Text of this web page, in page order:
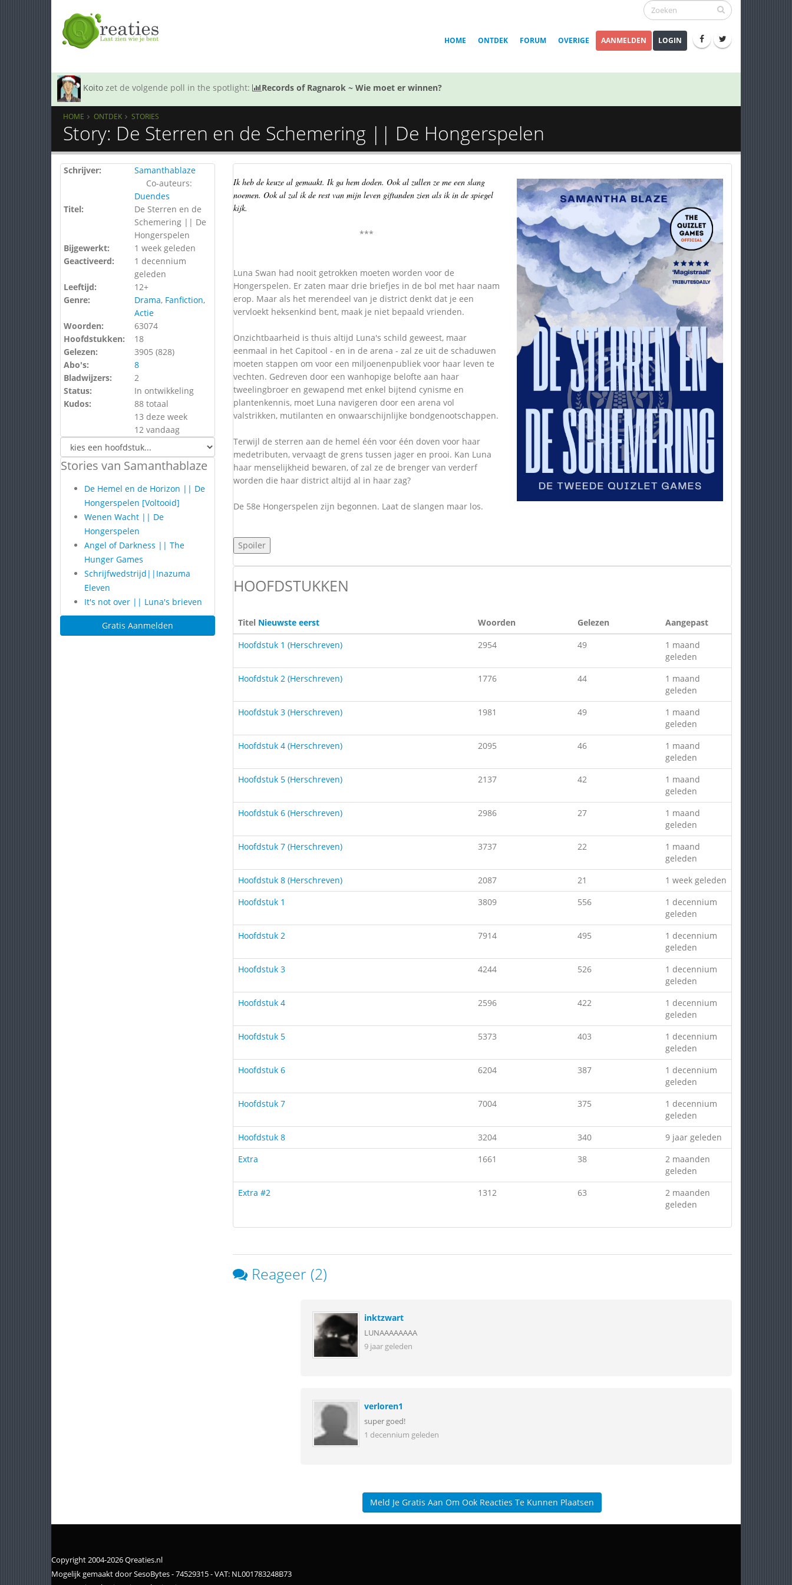
HOME ONTDEK FORUM OVERIGE AANMELDEN LOGIN
Koito zet de volgende poll in the spotlight: Records of Ragnarok ~ Wie moet er winnen?
HOME ONTDEK STORIES
Story: De Sterren en de Schemering || De Hongerspelen
Schrijver:
Samanthablaze
Co-auteurs:
Duendes
Titel:
De Sterren en de
Schemering || De
Hongerspelen
Bijgewerkt:
1 week geleden
Geactiveerd:
1 decennium
geleden
Leeftijd:
12+
Genre:
Drama, Fanfiction,
Actie
Woorden:
63074
Hoofdstukken:
18
Gelezen:
3905 (828)
Abo's:
8
Bladwijzers:
2
Status:
In ontwikkeling
Kudos:
88 totaal
13 deze week
12 vandaag
Stories van Samanthablaze
De Hemel en de Horizon || De
Hongerspelen [Voltooid]
Wenen Wacht || De
Hongerspelen
Angel of Darkness || The
Hunger Games
Schrijfwedstrijd||Inazuma
Eleven
It's not over || Luna's brieven
Gratis Aanmelden
Ik heb de keuze al gemaakt. Ik ga hem doden. Ook al zullen ze me een slang
noemen. Ook al zal ik de rest van mijn leven giftanden zien als ik in de spiegel
kijk.
***
Luna Swan had nooit getrokken moeten worden voor de
Hongerspelen. Er zaten maar drie briefjes in de bol met haar naam
erop. Maar als het merendeel van je district denkt dat je een
vervloekt heksenkind bent, maak je niet bepaald vrienden.
Onzichtbaarheid is thuis altijd Luna's schild geweest, maar
eenmaal in het Capitool - en in de arena - zal ze uit de schaduwen
moeten stappen om voor een miljoenenpubliek voor haar leven te
vechten. Gedreven door een wanhopige belofte aan haar
tweelingbroer en gewapend met enkel bijtend cynisme en
plantenkennis, moet Luna navigeren door een arena vol
valstrikken, mutilanten en onwaarschijnlijke bondgenootschappen.
Terwijl de sterren aan de hemel één voor één doven voor haar
medetributen, vervaagt de grens tussen jager en prooi. Kan Luna
haar menselijkheid bewaren, of zal ze de brenger van verderf
worden die haar district altijd al in haar zag?
De 58e Hongerspelen zijn begonnen. Laat de slangen maar los.
HOOFDSTUKKEN
Titel Nieuwste eerst Woorden Gelezen
Aangepast
Hoofdstuk 1 (Herschreven)
2954 49
1 maand
geleden
Hoofdstuk 2 (Herschreven)
1776 44
1 maand
geleden
Hoofdstuk 3 (Herschreven)
1981 49
1 maand
geleden
Hoofdstuk 4 (Herschreven)
2095 46
1 maand
geleden
Hoofdstuk 5 (Herschreven)
2137 42
1 maand
geleden
Hoofdstuk 6 (Herschreven)
2986 27
1 maand
geleden
Hoofdstuk 7 (Herschreven)
3737 22
1 maand
geleden
Hoofdstuk 8 (Herschreven)
2087 21
1 week geleden
Hoofdstuk 1
3809 556
1 decennium
geleden
Hoofdstuk 2
7914 495
1 decennium
geleden
Hoofdstuk 3
4244 526
1 decennium
geleden
Hoofdstuk 4
2596 422
1 decennium
geleden
Hoofdstuk 5
5373 403
1 decennium
geleden
Hoofdstuk 6
6204 387
1 decennium
geleden
Hoofdstuk 7
7004 375
1 decennium
geleden
Hoofdstuk 8
3204 340
9 jaar geleden
Extra
1661 38
2 maanden
geleden
Extra #2
1312 63
2 maanden
geleden
Reageer (2)
inktzwart
LUNAAAAAAAA
9 jaar geleden
verloren1
super goed!
1 decennium geleden
Meld Je Gratis Aan Om Ook Reacties Te Kunnen Plaatsen
Copyright 2004-2026 Qreaties.nl
Mogelijk gemaakt door SesoBytes - 74529315 - VAT: NL001783248B73